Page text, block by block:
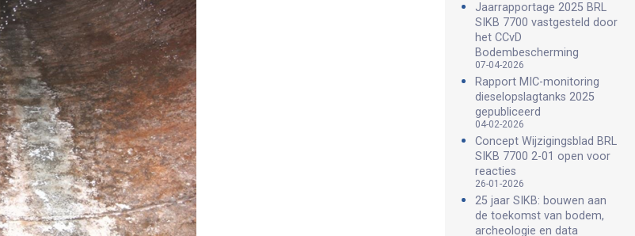
Jaarrapportage 2025 BRL
SIKB 7700 vastgesteld door
het CCvD
Bodembescherming
07-04-2026
Rapport MIC-monitoring
dieselopslagtanks 2025
gepubliceerd
04-02-2026
Concept Wijzigingsblad BRL
SIKB 7700 2-01 open voor
reacties
26-01-2026
25 jaar SIKB: bouwen aan
de toekomst van bodem,
archeologie en data